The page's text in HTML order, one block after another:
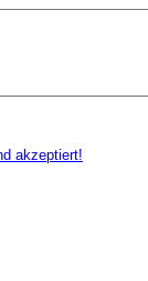
akzeptiert!